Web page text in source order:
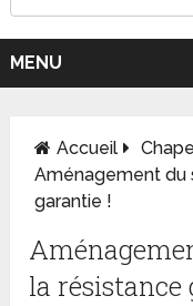
MENU
Accueil
Chape
Aménagement du
garantie !
la résistance